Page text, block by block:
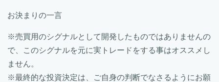
お決まりの一言
※売買用のシグナルとして開発したものではありませんの
で、このシグナルを元に実トレードをする事はオススメし
ません。
※最終的な投資決定は、ご自身の判断でなさるようにお願